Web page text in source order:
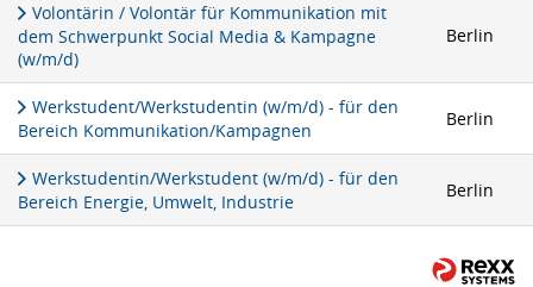
Volontärin / Volontär für Kommunikation mit
dem Schwerpunkt Social Media & Kampagne
(w/m/d)
Berlin
Werkstudent/Werkstudentin (w/m/d) - für den
Bereich Kommunikation/Kampagnen
Berlin
Werkstudentin/Werkstudent (w/m/d) - für den
Bereich Energie, Umwelt, Industrie
Berlin